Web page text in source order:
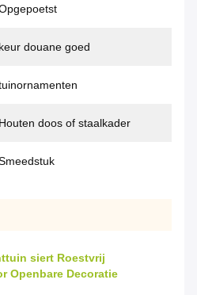
keur douane goed
Houten doos of staalkader
siert Roestvrij
Openbare Decoratie